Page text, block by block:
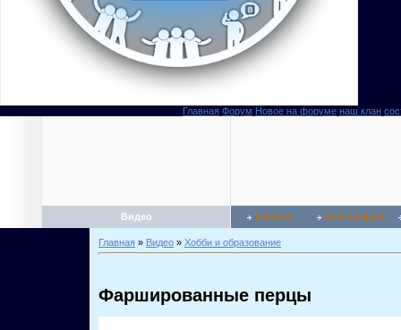
Главная Форум Новое на форуме наш клан
Видео Главная Мой профиль
Главная » Видео » Хобби и образование
Фаршированные перцы